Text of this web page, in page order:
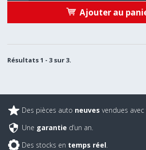
Ajouter au
Résultats 1 - 3 sur 3.
Des pièces auto neuves vendues
Une garantie d’un an.
Des stocks en temps réel.